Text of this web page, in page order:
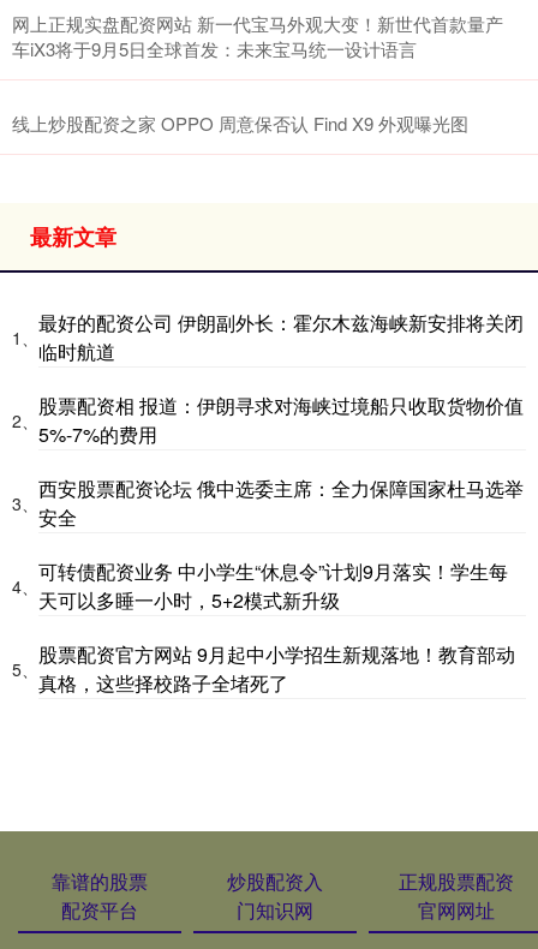
网上正规实盘配资网站 新一代宝马外观大变！新世代首款量产
车iX3将于9月5日全球首发：未来宝马统一设计语言
线上炒股配资之家 OPPO 周意保否认 Find X9 外观曝光图
最新文章
1、
最好的配资公司 伊朗副外长：霍尔木兹海峡新安排将关闭
临时航道
2、
股票配资相 报道：伊朗寻求对海峡过境船只收取货物价值
5%-7%的费用
3、
西安股票配资论坛 俄中选委主席：全力保障国家杜马选举
安全
4、
可转债配资业务 中小学生“休息令”计划9月落实！学生每
天可以多睡一小时，5+2模式新升级
5、
股票配资官方网站 9月起中小学招生新规落地！教育部动
真格，这些择校路子全堵死了
靠谱的股票
配资平台
炒股配资入
门知识网
正规股票配资
官网网址